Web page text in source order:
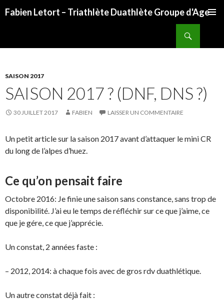
Fabien Letort – Triathlète Duathlète Groupe d'Age
SAISON 2017
SAISON 2017 ? (DNF, DNS ?)
30 JUILLET 2017 FABIEN LAISSER UN COMMENTAIRE
Un petit article sur la saison 2017 avant d’attaquer le mini CR
du long de l’alpes d’huez.
Ce qu’on pensait faire
Octobre 2016: Je finie une saison sans constance, sans trop de
disponibilité. J’ai eu le temps de réfléchir sur ce que j’aime, ce
que je gére, ce que j’apprécie.
Un constat, 2 années faste :
– 2012, 2014: à chaque fois avec de gros rdv duathlétique.
Un autre constat déjà fait :